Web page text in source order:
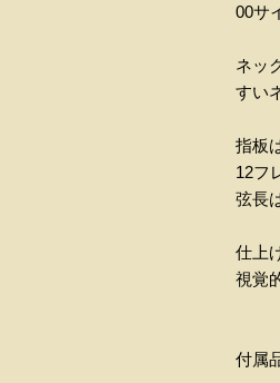
00サ
ネッ
すい
指板
12フ
弦長
仕上
視覚
付属